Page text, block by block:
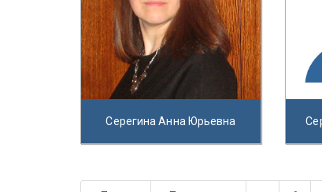
Серегина Анна Юрьевна